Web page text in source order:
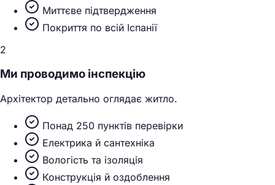
Миттєве підтвердження
Покриття по всій Іспанії
2
Ми проводимо інспекцію
Архітектор детально оглядає житло.
Понад 250 пунктів перевірки
Електрика й сантехніка
Вологість та ізоляція
Конструкція й оздоблення